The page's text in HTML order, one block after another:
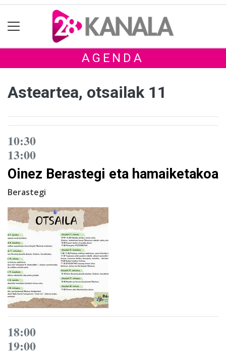
AGENDA
Asteartea, otsailak 11
10:30
13:00
Oinez Berastegi eta hamaiketakoa
Berastegi
18:00
19:00